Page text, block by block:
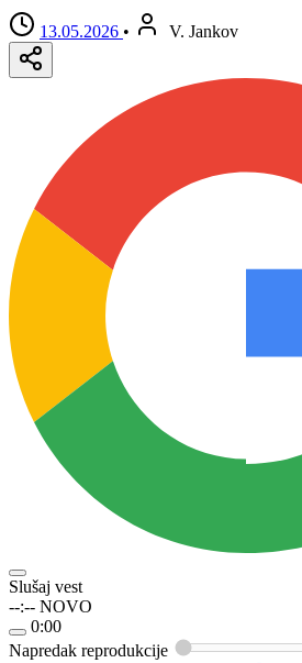
13.05.2026 • V. Jankov
Slušaj vest
--:-- NOVO
0:00
Napredak reprodukcije